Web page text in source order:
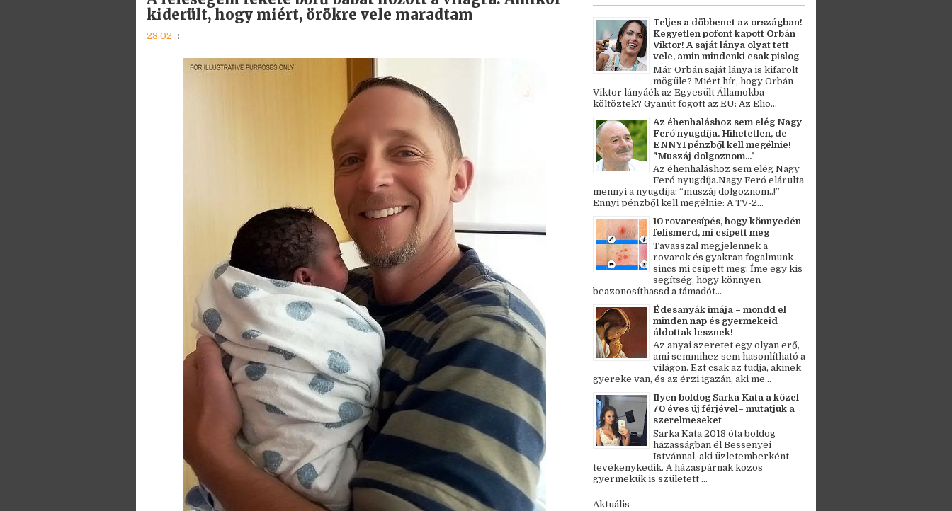
kiderült, hogy miért, örökre vele maradtam
23:02
Teljes a döbbenet az országban!
Kegyetlen pofont kapott Orbán
Viktor! A saját lánya olyat tett
vele, amin mindenki csak pislog
Már Orbán saját lánya is kifarolt
mögüle? Miért hír, hogy Orbán
Viktor lányáék az Egyesült Államokba
költöztek? Gyanút fogott az EU: Az Elio...
Az éhenhaláshoz sem elég Nagy
Feró nyugdíja. Hihetetlen, de
ENNYI pénzből kell megélnie!
"Muszáj dolgoznom..."
Az éhenhaláshoz sem elég Nagy
Feró nyugdíja.Nagy Feró elárulta
mennyi a nyugdíja: “muszáj dolgoznom..!”
Ennyi pénzből kell megélnie: A TV-2...
10 rovarcsípés, hogy könnyedén
felismerd, mi csípett meg
Tavasszal megjelennek a
rovarok és gyakran fogalmunk
sincs mi csípett meg. Íme egy kis
segítség, hogy könnyen
beazonosíthassd a támadót...
Édesanyák imája – mondd el
minden nap és gyermekeid
áldottak lesznek!
Az anyai szeretet egy olyan erő,
ami semmihez sem hasonlítható a
világon. Ezt csak az tudja, akinek
gyereke van, és az érzi igazán, aki me...
Ilyen boldog Sarka Kata a közel
70 éves új férjével– mutatjuk a
szerelmeseket
Sarka Kata 2018 óta boldog
házasságban él Bessenyei
Istvánnal, aki üzletemberként
tevékenykedik. A házaspárnak közös
gyermekük is született ...
Aktuális